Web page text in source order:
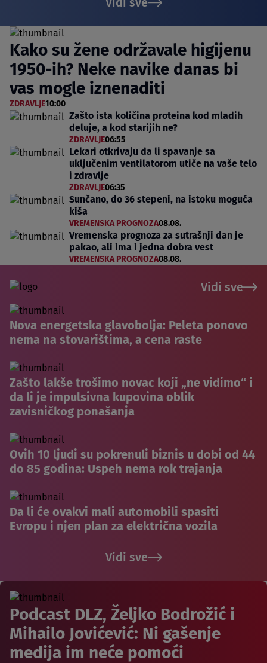
Kako su žene održavale higijenu
1950-ih? Neke navike danas bi
vas mogle iznenaditi
ZDRAVLJE10:00
Zašto ista količina proteina kod mladih
deluje, a kod starijih ne?
ZDRAVLJE06:55
Lekari otkrivaju da li spavanje sa
uključenim ventilatorom utiče na vaše telo
i zdravlje
ZDRAVLJE06:35
Sunčano, do 36 stepeni, na istoku moguća
kiša
VREMENSKA PROGNOZA08.08.
Vremenska prognoza za sutrašnji dan je
pakao, ali ima i jedna dobra vest
VREMENSKA PROGNOZA08.08.
Vidi sve
Nova energetska glavobolja: Peleta ponovo
nema na stovarištima, a cena raste
Zašto lakše trošimo novac koji „ne vidimo“ i
da li je impulsivna kupovina oblik
zavisničkog ponašanja
Ovih 10 ljudi su pokrenuli biznis u dobi od 44
do 85 godina: Uspeh nema rok trajanja
Da li će ovakvi mali automobili spasiti
Evropu i njen plan za električna vozila
Vidi sve
Podcast DLZ, Željko Bodrožić i
Mihailo Jovićević: Ni gašenje
medija im neće pomoći